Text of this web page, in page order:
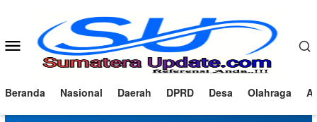
Menu
Mobile
Beranda Nasional Daerah DPRD Desa Olahraga